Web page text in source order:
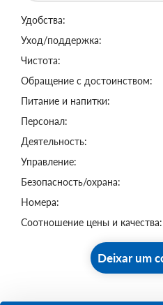
Удобства:
Уход/поддержка:
Чистота:
Обращение с достоинством:
Питание и напитки:
Персонал:
Деятельность:
Управление:
Безопасность/охрана:
Номера:
Соотношение цены и качества:
Deixar um